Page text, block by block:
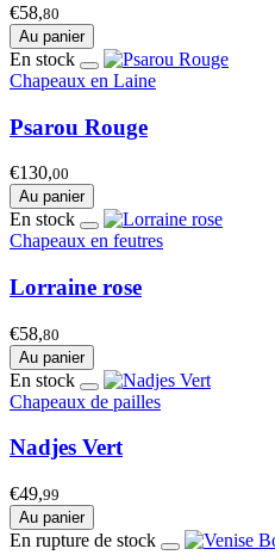
€58,80
Au panier
En stock
Chapeaux en Laine
Psarou Rouge
€130,00
Au panier
En stock
Chapeaux en feutres
Lorraine rose
€58,80
Au panier
En stock
Chapeaux de pailles
Nadjes Vert
€49,99
Au panier
En rupture de stock